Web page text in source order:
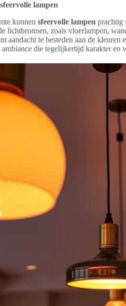
lampen
kunnen sfeervolle lampen prachtig
lichtbronnen, zoals vloerlampen,
aandacht te besteden aan de
die tegelijkertijd karakter en